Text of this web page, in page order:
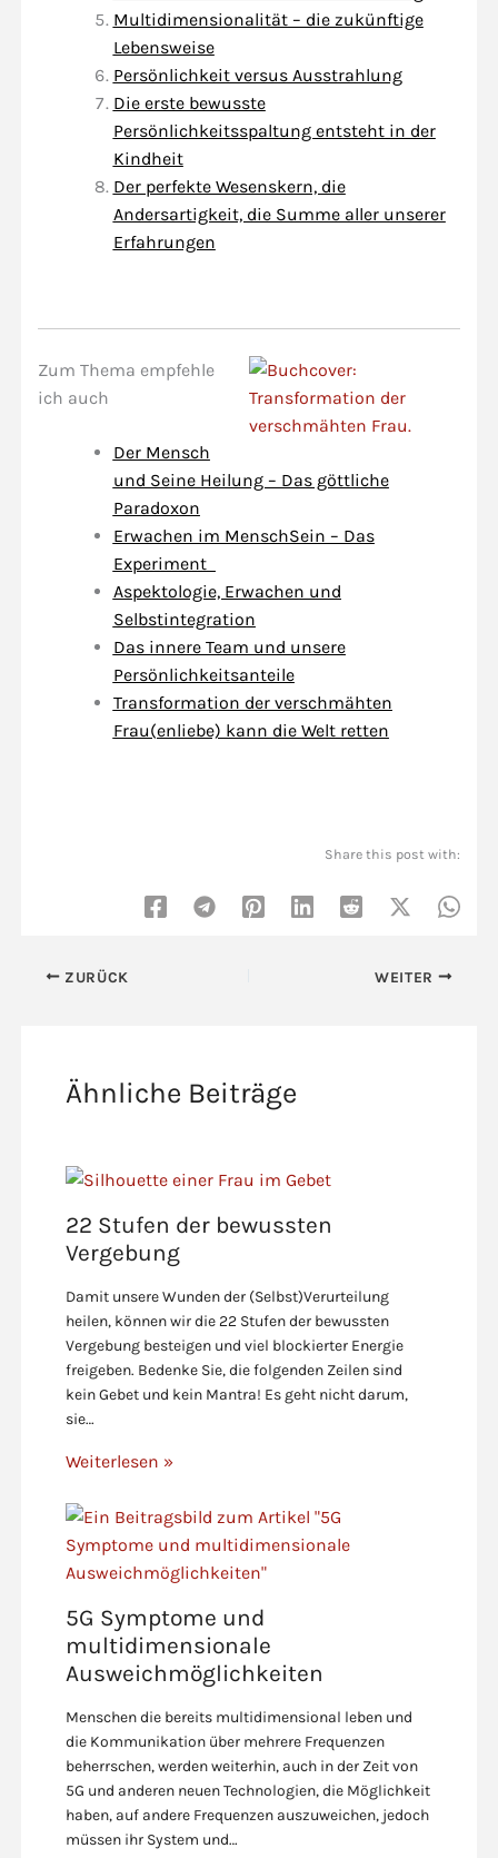
Multidimensionalität – die zukünftige
Lebensweise
Persönlichkeit versus Ausstrahlung
Die erste bewusste
Persönlichkeitsspaltung entsteht in der
Kindheit
Der perfekte Wesenskern, die
Andersartigkeit, die Summe aller unserer
Erfahrungen
Zum Thema empfehle
ich auch
Der Mensch
und Seine Heilung – Das göttliche
Paradoxon
Erwachen im MenschSein – Das
Experiment
Aspektologie, Erwachen und
Selbstintegration
Das innere Team und unsere
Persönlichkeitsanteile
Transformation der verschmähten
Frau(enliebe) kann die Welt retten
Share this post with:
ZURÜCK WEITER
Ähnliche Beiträge
22 Stufen der bewussten
Vergebung
Damit unsere Wunden der (Selbst)Verurteilung
heilen, können wir die 22 Stufen der bewussten
Vergebung besteigen und viel blockierter Energie
freigeben. Bedenke Sie, die folgenden Zeilen sind
kein Gebet und kein Mantra! Es geht nicht darum,
sie…
Weiterlesen »
5G Symptome und
multidimensionale
Ausweichmöglichkeiten
Menschen die bereits multidimensional leben und
die Kommunikation über mehrere Frequenzen
beherrschen, werden weiterhin, auch in der Zeit von
5G und anderen neuen Technologien, die Möglichkeit
haben, auf andere Frequenzen auszuweichen, jedoch
müssen ihr System und…